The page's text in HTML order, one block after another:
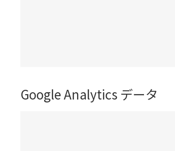
Google Analytics データ